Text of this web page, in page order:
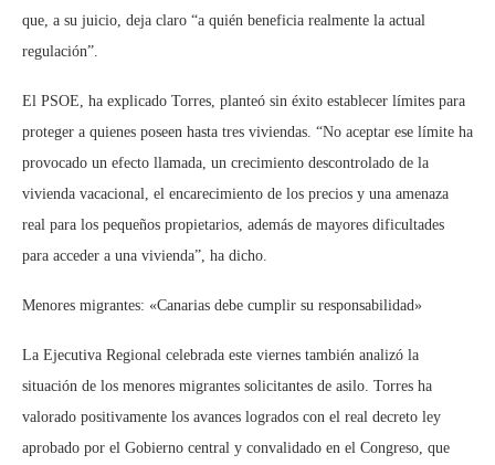
que, a su juicio, deja claro “a quién beneficia realmente la actual
regulación”.
El PSOE, ha explicado Torres, planteó sin éxito establecer límites para
proteger a quienes poseen hasta tres viviendas. “No aceptar ese límite ha
provocado un efecto llamada, un crecimiento descontrolado de la
vivienda vacacional, el encarecimiento de los precios y una amenaza
real para los pequeños propietarios, además de mayores dificultades
para acceder a una vivienda”, ha dicho.
Menores migrantes: «Canarias debe cumplir su responsabilidad»
La Ejecutiva Regional celebrada este viernes también analizó la
situación de los menores migrantes solicitantes de asilo. Torres ha
valorado positivamente los avances logrados con el real decreto ley
aprobado por el Gobierno central y convalidado en el Congreso, que